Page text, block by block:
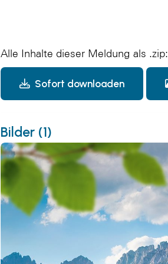
Alle Inhalte dieser Meldung als .zip:
Sofort downloaden
Bilder (1)